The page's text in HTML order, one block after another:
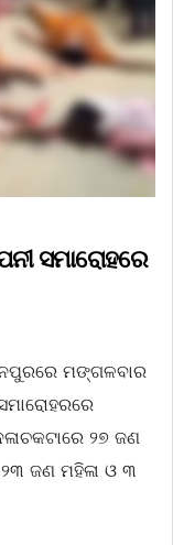
ସମାରୋହରେ
ମଙ୍ଗଳବାର
୨୭ ଜଣ
ଜଣ ମହିଳା ଓ ୩